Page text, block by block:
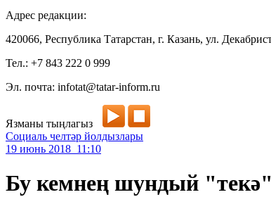
Адрес редакции:
420066, Республика Татарстан, г. Казань, ул.
Тел.: +7 843 222 0 999
Эл. почта: infotat@tatar-inform.ru
Язманы тыңлагыз
Социаль челтәр йолдызлары
19 июнь 2018 11:10
Бу кемнең шундый